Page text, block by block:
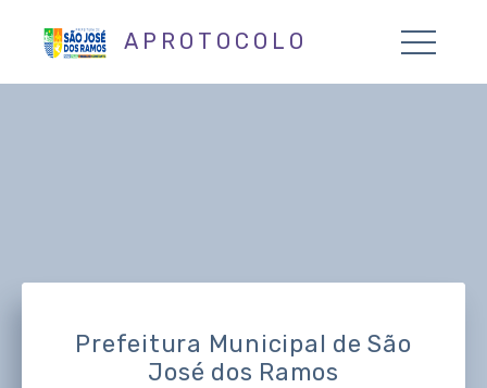
APROTOCOLO
Prefeitura Municipal de São
José dos Ramos